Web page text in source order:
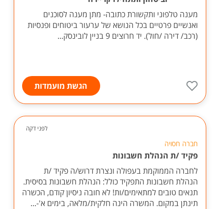
מענה טלפוני ותקשורת כתובה- מתן מענה לסוכנים
ואנשיים פרטיים בכל הנושא של ערעור ביטוחים ופנסיות
(רכב/ דירה /חול). יד חרוצים 9 בניין לובינסק...
הגשת מועמדות
לפני דקה
חברה חסויה
פקיד /ת הנהלת חשבונות
לחברה הממוקמת בעפולה ונצרת דרוש/ה פקיד /ת
הנהלת חשבונות התפקיד כולל: הנהלת חשבונות בסיסית.
תנאים טובים למתאימים/ות! לא חובה ניסיון קודם, הכשרה
תינתן במקום. המשרה הינה חלקית/מלאה, בימים א'-...